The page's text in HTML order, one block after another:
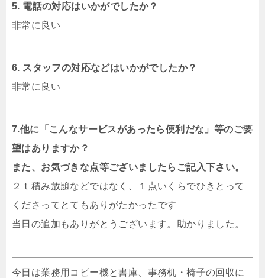
5. 電話の対応はいかがでしたか？
非常に良い
6. スタッフの対応などはいかがでしたか？
非常に良い
7.他に「こんなサービスがあったら便利だな」等のご要
望はありますか？
また、お気づきな点等ございましたらご記入下さい。
２ｔ積み放題などではなく、１点いくらでひきとって
くださってとてもありがたかったです
当日の追加もありがとうございます。助かりました。
今日は業務用コピー機と書庫、事務机・椅子の回収に